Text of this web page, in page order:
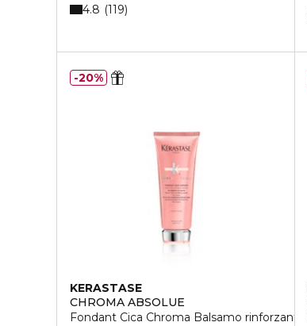
4.8 119
KERASTASE
CHROMA ABSOLUE
Fondant Cica Chroma Balsamo rinforzante
20%